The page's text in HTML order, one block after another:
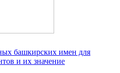
башкирских имен для
и их значение